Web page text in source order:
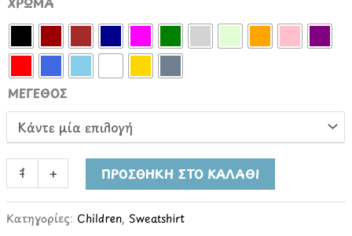
ΜΕΓΕΘΟΣ
- + ΠΡΟΣΘΉΚΗ ΣΤΟ ΚΑΛΆΘΙ
Κατηγορίες: Children, Sweatshirt